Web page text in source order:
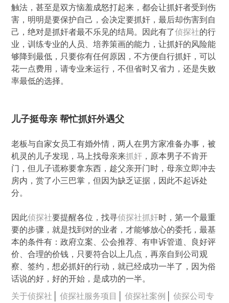
触法，甚至是双方恼羞成怒打起来，都会让抓奸者受到伤
害，明明是要保护自己，会决定要抓奸，最后却伤害到自
己，绝对是抓奸者最不乐见的结局。因此有了侦探社的行
业，训练专业的人员、培养策画的能力，让抓奸的风险能
够降到最低，只要你有任何原因，不方便自行抓奸，可以
花一点费用，请专业来运行，不但省时又省力，还是失败
率最低的选择。
儿子挺母亲 帮忙抓奸外遇父
老板与自家女员工有婚外情，两人在男方家准备办事，被
机灵的儿子发现，马上找母亲来抓奸 ，原本男子不肯开
门，但儿子谎称要拿东西，趁父亲开门时，母亲立即冲去
房内，赏了小三巴掌，但因为缺乏证据，因此不起诉处
分。
因此侦探社要提醒各位，找寻侦探社抓奸时，第一个最重
要的步骤，就是找到对的业者，才能够放心的委托，最基
本的条件有：政府立案、公会推荐、有申诉管道、良好评
价、合理的价钱，只要符合以上几点，再亲自到公司观
察、签约，想必抓奸的行动，就已经成功一半了，因为俗
话说的好，好的开始，是成功的一半。
关于侦探社 │侦探社服务项目 │侦探社案例 │侦探公司专